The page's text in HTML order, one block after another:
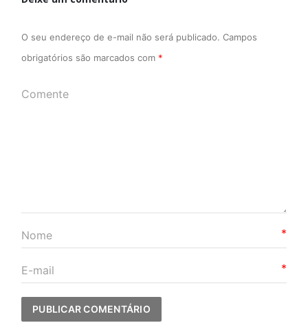
O seu endereço de e-mail não será publicado. Campos
obrigatórios são marcados com *
*
*